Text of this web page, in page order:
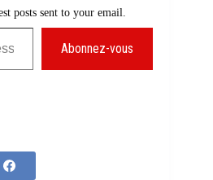
posts sent to your email.
Abonnez-vous